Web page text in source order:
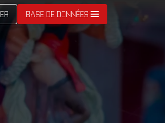
BASE DE DONNÉES